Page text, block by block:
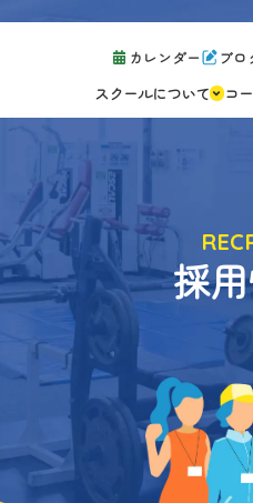
カレンダー ブロ
スクールについて
スクールの特徴
コ
採